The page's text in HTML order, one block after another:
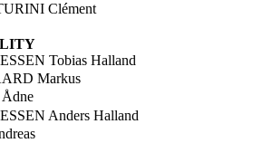
Clément
Tobias Halland
Markus
Anders Halland